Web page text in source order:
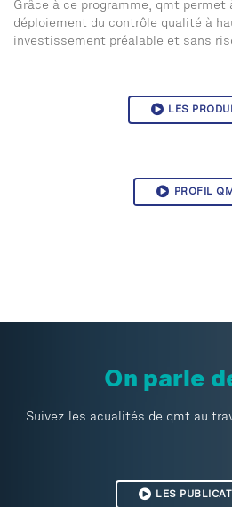
Grâce à ce programme, qmt permet
déploiement du contrôle qualité à
investissement préalable et sans
LES
PROFIL
On parle
Suivez les acualités de qmt au
LES